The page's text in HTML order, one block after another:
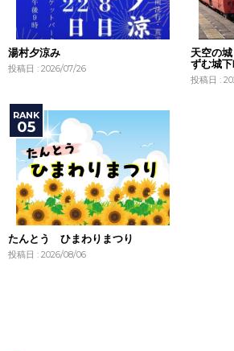
湯村夕涼み
投稿日 : 2026/07/26
天空の
ずむ城
投稿日 :
たんとう ひまわりまつり
投稿日 : 2026/08/06